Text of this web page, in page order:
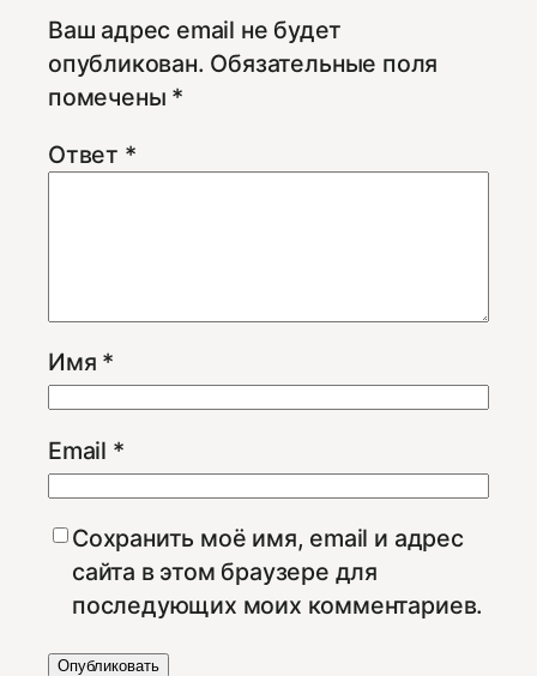
Ваш адрес email не будет
опубликован. Обязательные поля
помечены *
Ответ *
Имя *
Email *
Сохранить моё имя, email и адрес
сайта в этом браузере для
последующих моих комментариев.